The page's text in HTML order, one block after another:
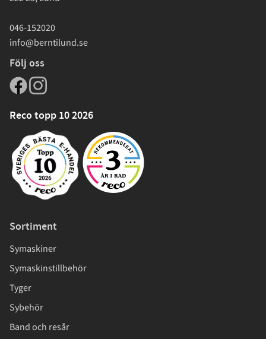
046-152020
info@berntilund.se
Följ oss
Reco topp 10 2026
Sortiment
Symaskiner
Symaskinstillbehör
Tyger
Sybehör
Band och resår